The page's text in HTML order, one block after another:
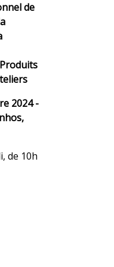
de
2024 -
de 10h